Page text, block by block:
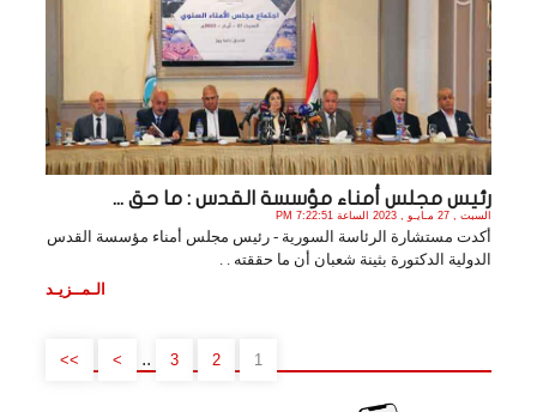
رئيس مجلس أمناء مؤسسة القدس : ما حق ...
السبت , 27 مـايـو , 2023 الساعة 7:22:51 PM
أكدت مستشارة الرئاسة السورية - رئيس مجلس أمناء مؤسسة القدس
الدولية الدكتورة بثينة شعبان أن ما حققته . .
الـمــزيـد
1
2
3
..
>
>>